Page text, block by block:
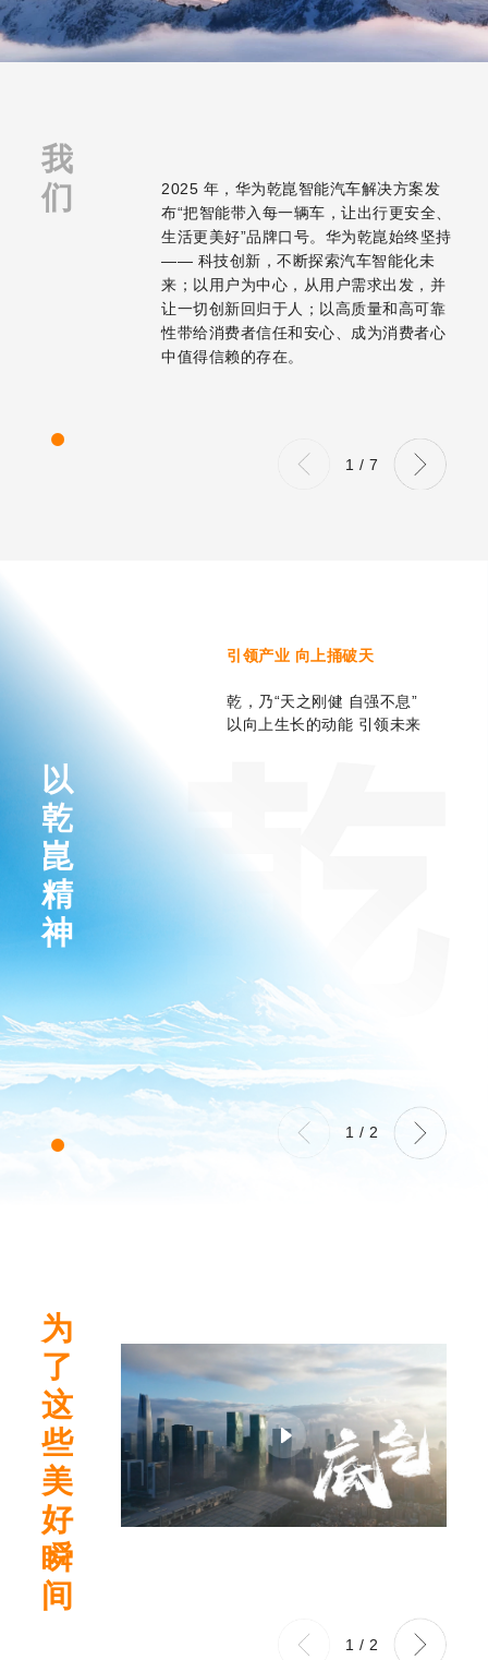
我
们
2025 年，华为乾崑智能汽车解决方案发
布“把智能带入每一辆车，让出行更安全、
生活更美好”品牌口号。华为乾崑始终坚持
—— 科技创新，不断探索汽车智能化未
来；以用户为中心，从用户需求出发，并
让一切创新回归于人；以高质量和高可靠
性带给消费者信任和安心、成为消费者心
中值得信赖的存在。
1 /7
以
乾
崑
精
神
引领产业 向上捅破天
乾，乃“天之刚健 自强不息”
以向上生长的动能 引领未来
1 /2
为
了
这
些
美
好
瞬
间
1 / 2